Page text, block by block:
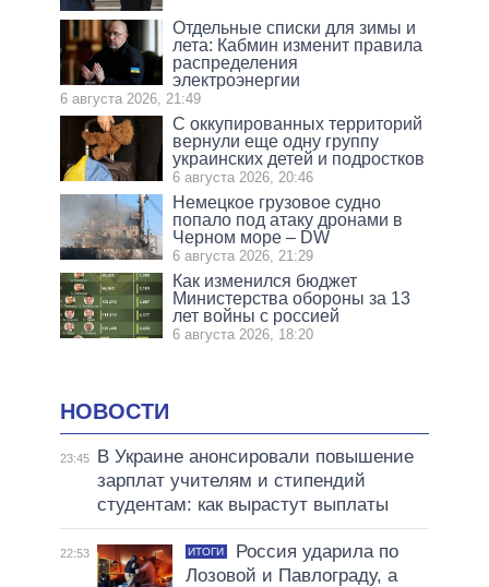
Отдельные списки для зимы и
лета: Кабмин изменит правила
распределения
электроэнергии
6 августа 2026, 21:49
С оккупированных территорий
вернули еще одну группу
украинских детей и подростков
6 августа 2026, 20:46
Немецкое грузовое судно
попало под атаку дронами в
Черном море – DW
6 августа 2026, 21:29
Как изменился бюджет
Министерства обороны за 13
лет войны с россией
6 августа 2026, 18:20
НОВОСТИ
23:45
В Украине анонсировали повышение
зарплат учителям и стипендий
студентам: как вырастут выплаты
22:53 ИТОГИ
Россия ударила по
Лозовой и Павлограду, а